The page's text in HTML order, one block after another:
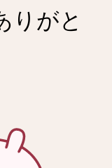
りがと